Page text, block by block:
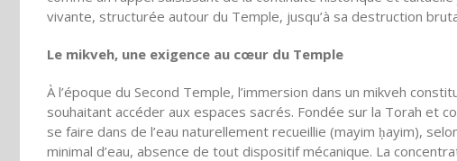
vivante, structurée autour du Temple, jusqu’à sa destruction
Le mikveh, une exigence au cœur du Temple
À l’époque du Second Temple, l’immersion dans un mikveh
souhaitant accéder aux espaces sacrés. Fondée sur la Torah et
se faire dans de l’eau naturellement recueillie (mayim ḥayim),
minimal d’eau, absence de tout dispositif mécanique. La